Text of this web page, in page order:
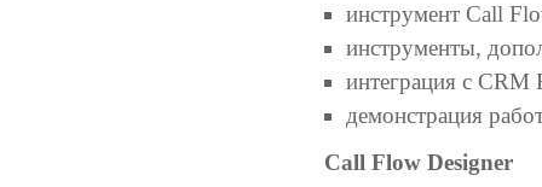
инструмент Call
инструменты,
интеграция с CRM
демонстрация
Call Flow Designer